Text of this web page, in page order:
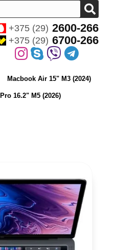
+375 (29) 2600-266
+375 (29) 6700-266
Macbook Air 15" M3 (2024)
16.2" M5 (2026)